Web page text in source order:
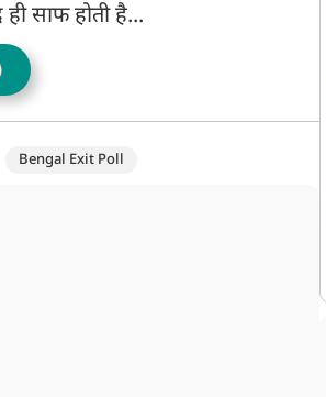
साफ होती है...
Bengal Exit Poll